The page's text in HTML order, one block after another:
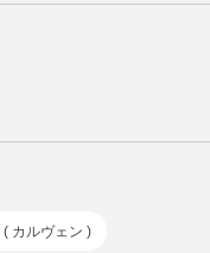
カルヴェン )